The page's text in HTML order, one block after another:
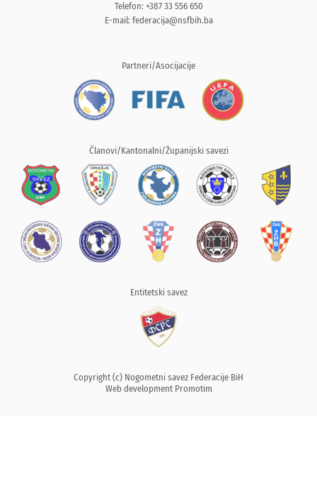
Telefon: +387 33 556 650
E-mail: federacija@nsfbih.ba
Partneri/Asocijacije
Članovi/Kantonalni/Županijski savezi
Entitetski savez
Copyright (c) Nogometni savez Federacije BiH
Web development Promotim